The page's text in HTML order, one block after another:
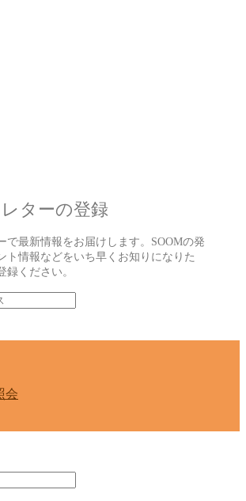
ターの登録
で最新情報をお届けします。SOOMの発
ト情報などをいち早くお知りになりた
録ください。
会